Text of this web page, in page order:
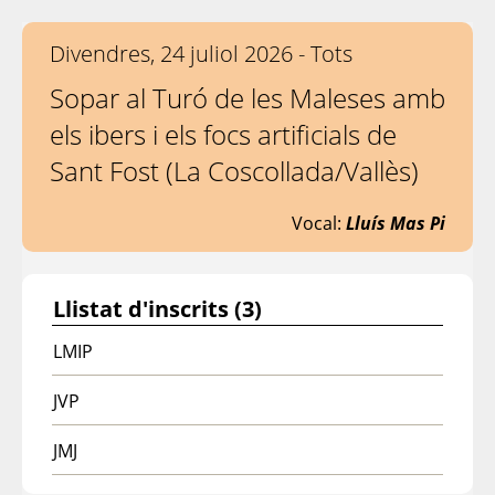
Divendres, 24 juliol 2026 - Tots
Sopar al Turó de les Maleses amb
els ibers i els focs artificials de
Sant Fost (La Coscollada/Vallès)
Vocal: Lluís Mas Pi
Llistat d'inscrits (3)
LMIP
JVP
JMJ